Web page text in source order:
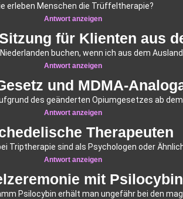
erleben Menschen die Trüffeltherapie?
Antwort anzeigen
für Klienten aus
buchen, wenn ich aus dem
Antwort anzeigen
und MDMA-
des geänderten Opiumgesetzes ab
Antwort anzeigen
Therapeuten
Triptherapie sind als Psychologen oder
Antwort anzeigen
mit Psilocybin
Psilocybin erhält man ungefähr bei den